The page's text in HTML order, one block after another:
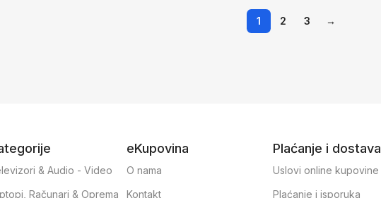
1 2 3 →
& Audio - Video
Računari & Oprema
eKupovina
O nama
Kontakt
Plaćanje i dostava
Uslovi online kupovine
Plaćanje i isporuka